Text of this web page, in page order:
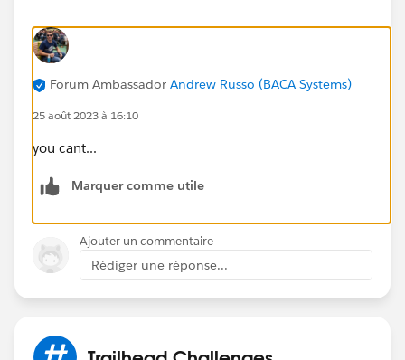
Forum Ambassador Andrew Russo (BACA Systems)
25 août 2023 à 16:10
you cant...
Marquer comme utile
Ajouter un commentaire
Rédiger une réponse...